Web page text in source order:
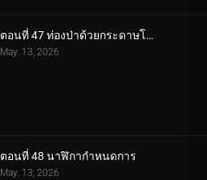
ตอนที่ 47 ท่องป่าด้วยกระดาษโอริงามิ
May. 13, 2026
ตอนที่ 48 นาฬิกากำหนดการ
May. 13, 2026